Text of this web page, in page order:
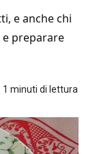
e anche chi
preparare
1 minuti di lettura